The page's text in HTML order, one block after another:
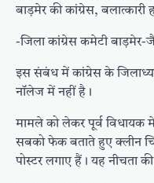
बाड़मेर की कांग्रेस, बलात्कारी
-जिला कांग्रेस कमेटी बाड़मेर-
इस संबंध में कांग्रेस के
नॉलेज में नहीं है।
मामले को लेकर पूर्व विधायक
सबको फेक बताते हुए क्लीन
पोस्टर लगाए हैं। यह नीचता की